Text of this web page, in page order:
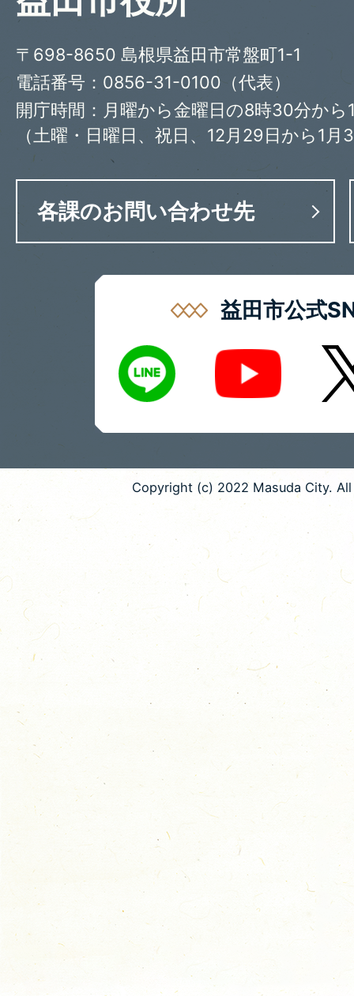
〒698-8650 島根県益田市常盤町1-1
電話番号：0856-31-0100（代表）
開庁時間：月曜から金曜日の8時30分から
（土曜・日曜日、祝日、12月29日から1月
各課のお問い合わせ先
益田市公式
LINE
Youtube X
Copyright (c) 2022 Masuda City.